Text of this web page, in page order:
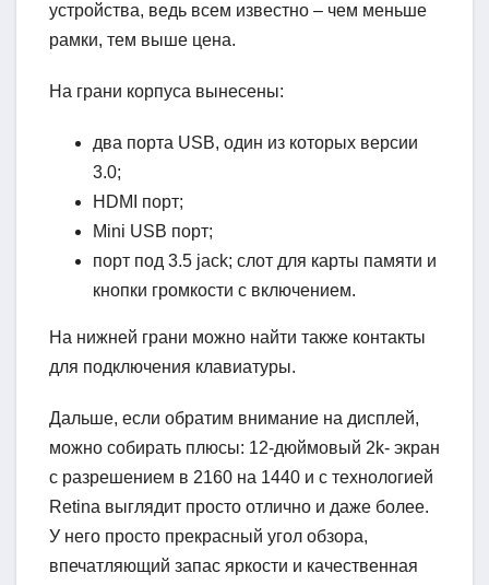
устройства, ведь всем известно – чем меньше
рамки, тем выше цена.
На грани корпуса вынесены:
два порта USB, один из которых версии
3.0;
HDMI порт;
Mini USB порт;
порт под 3.5 jack; слот для карты памяти и
кнопки громкости с включением.
На нижней грани можно найти также контакты
для подключения клавиатуры.
Дальше, если обратим внимание на дисплей,
можно собирать плюсы: 12-дюймовый 2k- экран
с разрешением в 2160 на 1440 и с технологией
Retina выглядит просто отлично и даже более.
У него просто прекрасный угол обзора,
впечатляющий запас яркости и качественная